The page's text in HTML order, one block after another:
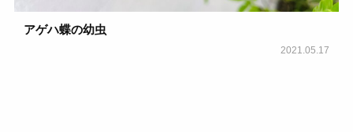
アゲハ蝶の幼虫
2021.05.17